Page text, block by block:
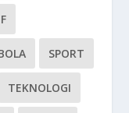
SPORT
TEKNOLOGI